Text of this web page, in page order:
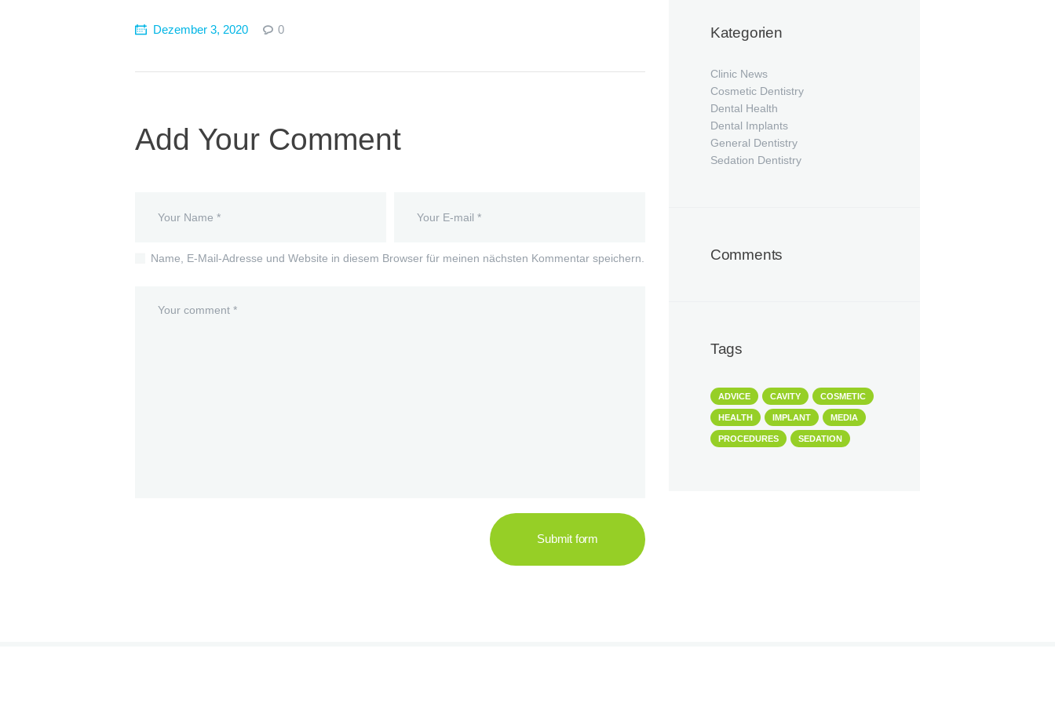
Dezember 3, 2020 0
Add Your Comment
Name, E-Mail-Adresse und Website in diesem Browser für meinen nächsten Kommentar speichern.
Kategorien
Clinic News
Cosmetic Dentistry
Dental Health
Dental Implants
General Dentistry
Sedation Dentistry
Comments
Tags
ADVICE CAVITY COSMETIC
HEALTH IMPLANT MEDIA
PROCEDURES SEDATION